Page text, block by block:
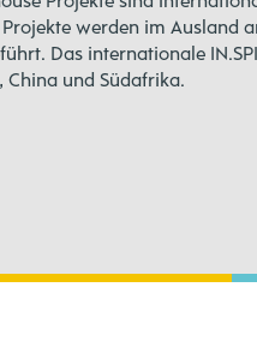
Projekte werden im Ausland
Das internationale
China und Südafrika.